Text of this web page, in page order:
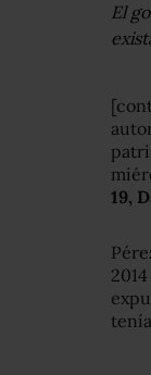
El
19,